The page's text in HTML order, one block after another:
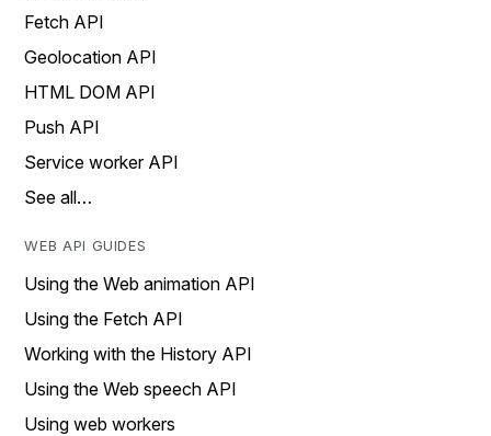
Fetch API
Geolocation API
HTML DOM API
Push API
Service worker API
See all…
WEB API GUIDES
Using the Web animation API
Using the Fetch API
Working with the History API
Using the Web speech API
Using web workers